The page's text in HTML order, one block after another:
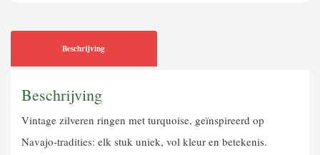
Beschrijving
Beschrijving
Vintage zilveren ringen met turquoise, geïnspireerd op
Navajo-tradities: elk stuk uniek, vol kleur en betekenis.